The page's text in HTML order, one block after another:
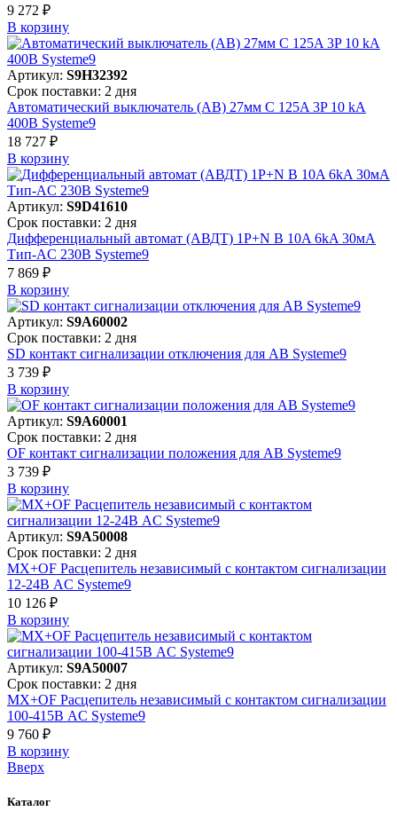
9 272 ₽
В корзинy
Артикул: S9H32392
Срок поставки: 2 дня
Автоматический выключатель (АВ) 27мм C 125A 3P 10 kA
400В Systeme9
18 727 ₽
В корзинy
Артикул: S9D41610
Срок поставки: 2 дня
Дифференциальный автомат (АВДТ) 1P+N B 10A 6kA 30мА
Тип-AC 230В Systeme9
7 869 ₽
В корзинy
Артикул: S9A60002
Срок поставки: 2 дня
SD контакт сигнализации отключения для АВ Systeme9
3 739 ₽
В корзинy
Артикул: S9A60001
Срок поставки: 2 дня
OF контакт сигнализации положения для АВ Systeme9
3 739 ₽
В корзинy
Артикул: S9A50008
Срок поставки: 2 дня
MX+OF Расцепитель независимый с контактом сигнализации
12-24В AC Systeme9
10 126 ₽
В корзинy
Артикул: S9A50007
Срок поставки: 2 дня
MX+OF Расцепитель независимый с контактом сигнализации
100-415В AC Systeme9
9 760 ₽
В корзинy
Вверх
Каталог